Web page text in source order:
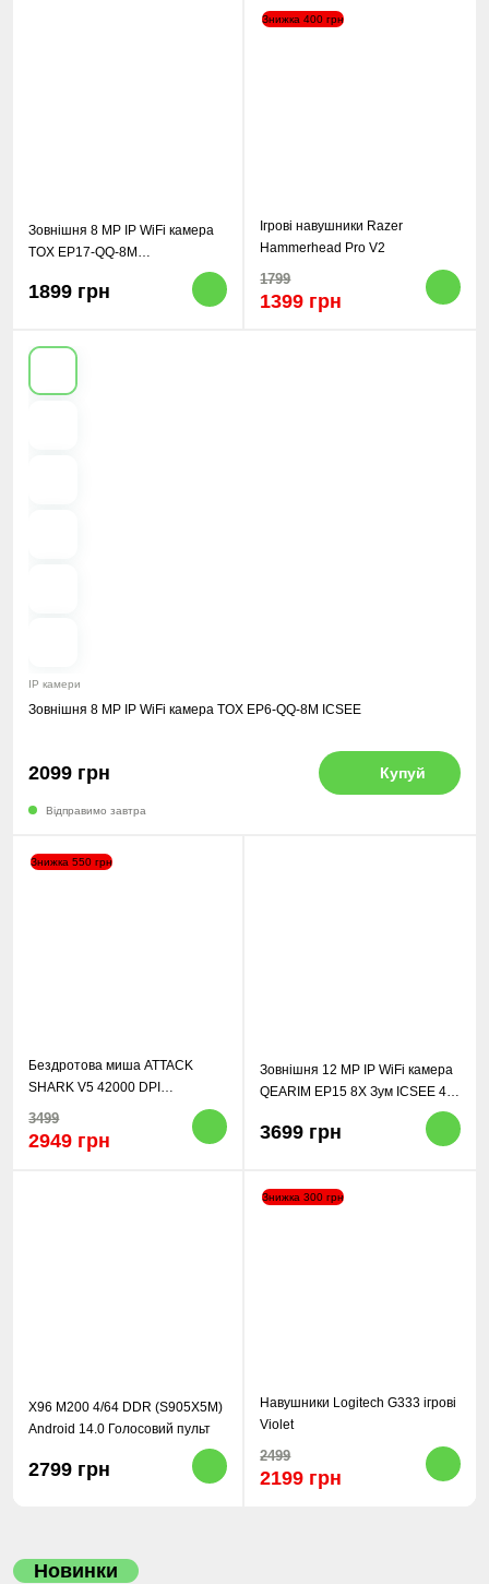
Зовнішня 8 MP IP WiFi камера
TOX EP17-QQ-8M
Автостеження за людиною
ICSEE
1899 грн
Знижка 400 грн
Ігрові навушники Razer
Hammerhead Pro V2
1799
1399 грн
IP камери
Зовнішня 8 MP IP WiFi камера TOX EP6-QQ-8M ICSEE
2099 грн Купуй
Відправимо завтра
Знижка 550 грн
Бездротова миша ATTACK
SHARK V5 42000 DPI
PAW3950MAX,8K,Nordic
52840,Black
3499
2949 грн
Зовнішня 12 MP IP WiFi камера
QEARIM EP15 8X Зум ICSEE 4
3699 грн
X96 M200 4/64 DDR (S905X5M)
Android 14.0 Голосовий пульт
2799 грн
Знижка 300 грн
Навушники Logitech G333 ігрові
Violet
2499
2199 грн
Новинки